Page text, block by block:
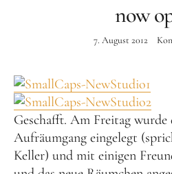
now
7. August 2012
Geschafft. Am Freitag wurde
Aufräumgang eingelegt
Keller) und mit einigen